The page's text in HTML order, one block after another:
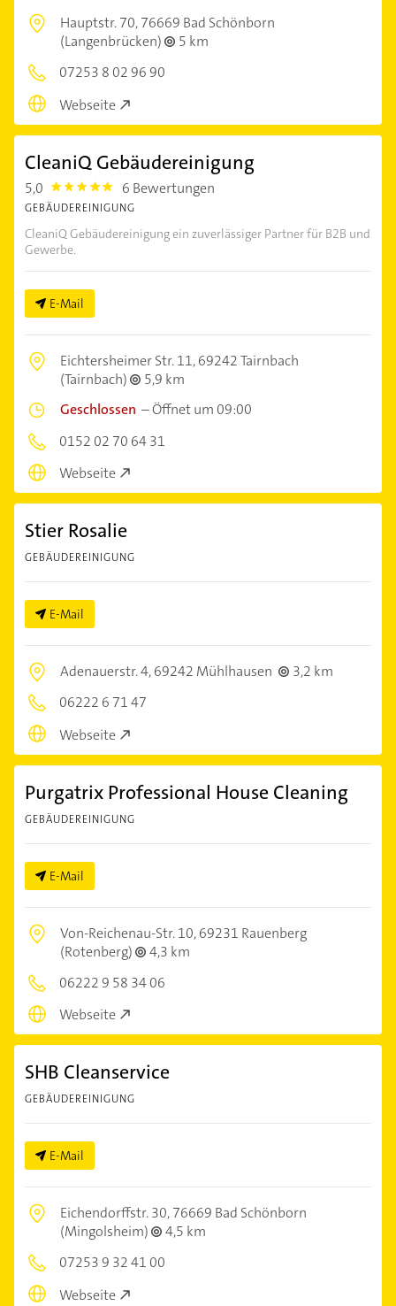
Hauptstr. 70,76669 Bad Schönborn
(Langenbrücken)
5 km
07253 8 02 96 90
Webseite
CleaniQ Gebäudereinigung
5,0 5.0 6 Bewertungen
GEBÄUDEREINIGUNG
CleaniQ Gebäudereinigung ein zuverlässiger Partner für B2B und
Gewerbe.
E-Mail
Eichtersheimer Str. 11,69242 Tairnbach
(Tairnbach)
5,9 km
Geschlossen –Öffnet um 09:00
0152 02 70 64 31
Webseite
Stier Rosalie
GEBÄUDEREINIGUNG
E-Mail
Adenauerstr. 4,69242 Mühlhausen
3,2 km
06222 6 71 47
Webseite
Purgatrix Professional House Cleaning
GEBÄUDEREINIGUNG
E-Mail
Von-Reichenau-Str. 10,69231 Rauenberg
(Rotenberg)
4,3 km
06222 9 58 34 06
Webseite
SHB Cleanservice
GEBÄUDEREINIGUNG
E-Mail
Eichendorffstr. 30,76669 Bad Schönborn
(Mingolsheim)
4,5 km
07253 9 32 41 00
Webseite